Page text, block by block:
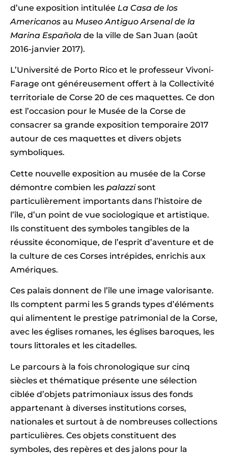
d’une exposition intitulée La Casa de los
Americanos au Museo Antiguo Arsenal de la
Marina Española de la ville de San Juan (août
2016-janvier 2017).
L’Université de Porto Rico et le professeur Vivoni-
Farage ont généreusement offert à la Collectivité
territoriale de Corse 20 de ces maquettes. Ce don
est l’occasion pour le Musée de la Corse de
consacrer sa grande exposition temporaire 2017
autour de ces maquettes et divers objets
symboliques.
Cette nouvelle exposition au musée de la Corse
démontre combien les palazzisont
particulièrement importants dans l’histoire de
l’île, d’un point de vue sociologique et artistique.
Ils constituent des symboles tangibles de la
réussite économique, de l’esprit d’aventure et de
la culture de ces Corses intrépides, enrichis aux
Amériques.
Ces palais donnent de l’île une image valorisante.
Ils comptent parmi les 5 grands types d’éléments
qui alimentent le prestige patrimonial de la Corse,
avec les églises romanes, les églises baroques, les
tours littorales et les citadelles.
Le parcours à la fois chronologique sur cinq
siècles et thématique présente une sélection
ciblée d’objets patrimoniaux issus des fonds
appartenant à diverses institutions corses,
nationales et surtout à de nombreuses collections
particulières. Ces objets constituent des
symboles, des repères et des jalons pour la